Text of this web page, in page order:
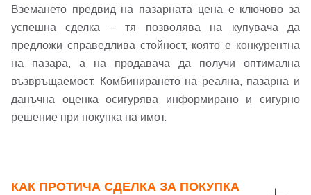
Вземането предвид на пазарната цена е ключово за
успешна сделка – тя позволява на купувача да
предложи справедлива стойност, която е конкурентна
на пазара, а на продавача да получи оптимална
възвръщаемост. Комбинирането на реална, пазарна и
данъчна оценка осигурява информирано и сигурно
решение при покупка на имот.
КАК ПРОТИЧА СДЕЛКА ЗА ПОКУПКА